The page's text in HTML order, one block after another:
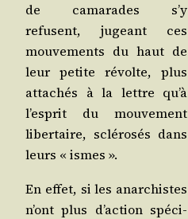
de cama­rades s’y
refusent, jugeant ces
mou­ve­ments du haut de
leur petite révolte, plus
atta­chés à la lettre qu’à
l’es­prit du mou­ve­ment
liber­taire, sclé­ro­sés dans
leurs « ismes ».
En effet, si les anar­chistes
n’ont plus d’ac­tion spé­ci­